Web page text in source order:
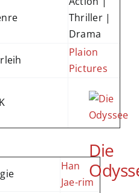
Thriller |
Drama
Plaion
Pictures
Han
Jae-rim
Die